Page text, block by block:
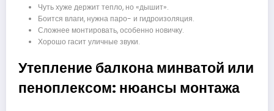
Чуть хуже держит тепло, но «дышит».
Боится влаги, нужна паро- и гидроизоляция.
Сложнее монтировать, особенно новичку.
Хорошо гасит уличные звуки.
Утепление балкона минватой или
пеноплексом: нюансы монтажа